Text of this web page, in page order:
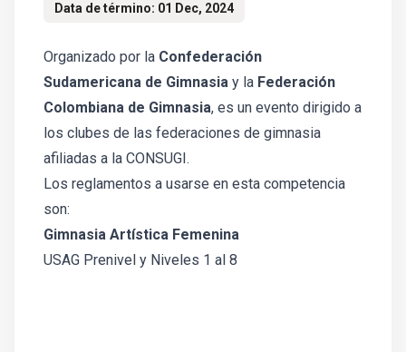
Data de término: 01 Dec, 2024
Organizado por la Confederación
Sudamericana de Gimnasia y la Federación
Colombiana de Gimnasia, es un evento dirigido a
los clubes de las federaciones de gimnasia
afiliadas a la CONSUGI.
Los reglamentos a usarse en esta competencia
son:
Gimnasia Artística Femenina
USAG Prenivel y Niveles 1 al 8